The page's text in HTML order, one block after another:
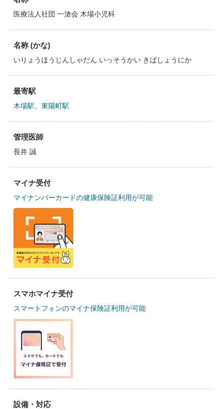
医療法人社団 一滄会 木場小児科
名称 (かな)
いりょうほうじんしゃだん いっそうかい きばしょうにか
最寄駅
木場駅 東陽町駅
管理医師
長井 誠
マイナ受付
マイナンバーカードの健康保険証利用が可能
スマホマイナ受付
スマートフォンのマイナ保険証利用が可能
設備・対応